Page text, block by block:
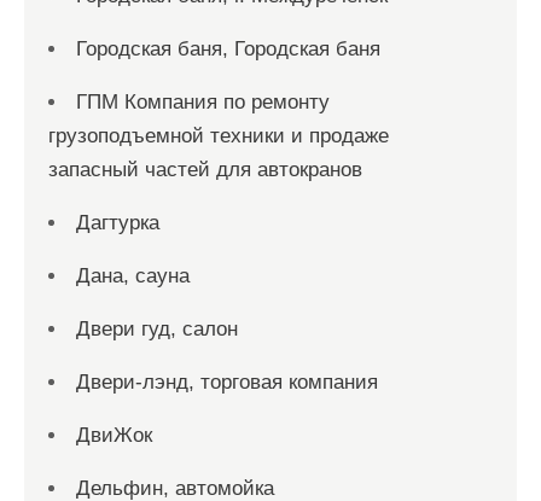
Городская баня, Городская баня
ГПМ Компания по ремонту
грузоподъемной техники и продаже
запасный частей для автокранов
Дагтурка
Дана, сауна
Двери гуд, салон
Двери-лэнд, торговая компания
ДвиЖок
Дельфин, автомойка